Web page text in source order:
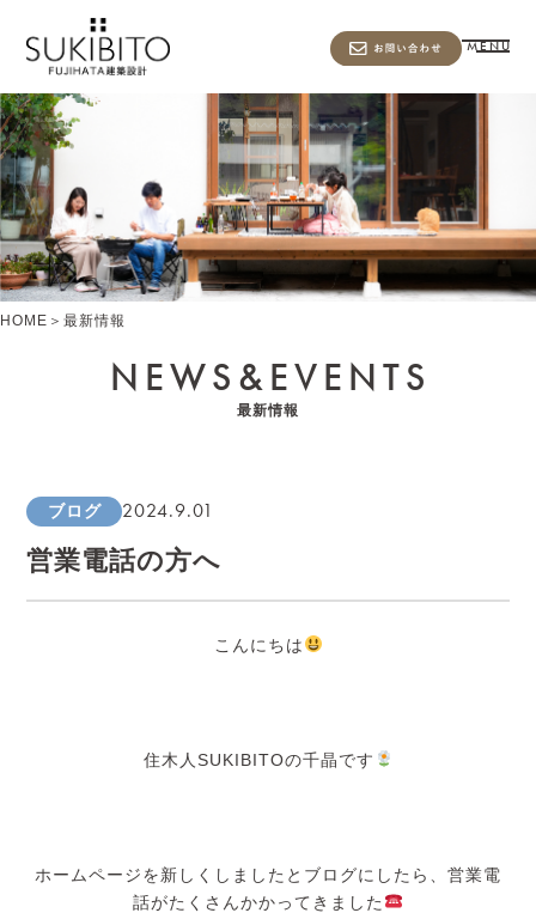
MENU
NEWS&EVENTS
最新情報
HOME ＞ 最新情報
ブログ 2024.9.01
営業電話の方へ
こんにちは
住木人SUKIBITOの千晶です
ホームページを新しくしましたとブログにしたら、営業電
話がたくさんかかってきました